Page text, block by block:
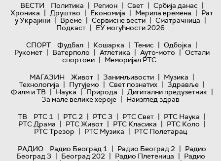
ВЕСТИ Политика | Регион | Свет | Србија данас |
Хроника | Друштво | Економија | Мерила времена | Рат
у Украјини | Време | Сервисне вести | Сматрачница |
Подкаст | ЕУ могућности 2026
СПОРТ
Фудбал | Кошарка | Тенис | Одбојка |
Рукомет | Ватерполо | Атлетика | Ауто-мото | Остали
спортови | Меморијал РТС
МАГАЗИН
Живот | Занимљивости | Музика |
Технологијa | Путујемо | Свет познатих | Здравље |
Филм и ТВ | Наука | Природа | Дигитални предузетник |
За мале велике хероје | Наизглед здрав
ТВ
РТС 1 | РТС 2 | РТС 3 | РТС Свет | РТС Наука |
РТС Драма | РТС Живот | РТС Класика | РТС Коло |
РТС Трезор | РТС Музика | РТС Полетарац
РАДИО
Радио Београд 1 | Радио Београд 2 | Радио
Београд 3 | Београд 202 | Радио Плетеница | Радио